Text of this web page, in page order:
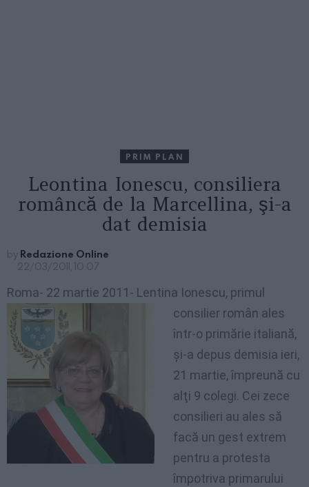
PRIM PLAN
Leontina Ionescu, consiliera
româncă de la Marcellina, şi-a
dat demisia
by Redazione Online
22/03/2011, 10:07
Roma- 22 martie 2011- Lentina Ionescu, primul
consilier român ales
într-o primărie italiană,
şi-a depus demisia ieri,
21 martie, împreună cu
alţi 9 colegi. Cei zece
consilieri au ales să
facă un gest extrem
pentru a protesta
împotriva primarului